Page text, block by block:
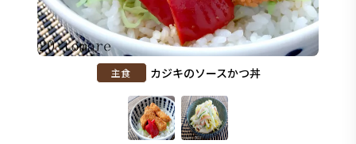
主食 カジキのソースかつ丼